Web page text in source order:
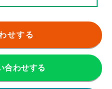
せする
合わせする